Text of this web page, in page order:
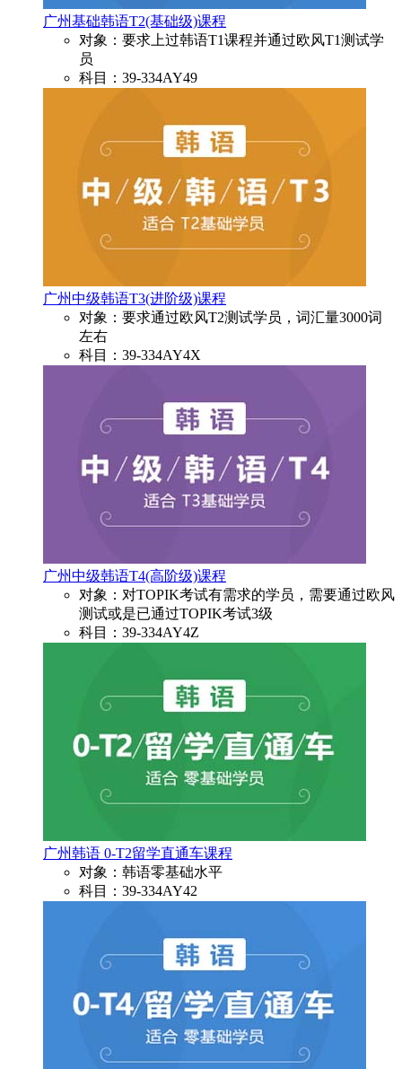
广州基础韩语T2(基础级)课程
对象：要求上过韩语T1课程并通过欧风T1测试学
员
科目：39-334AY49
广州中级韩语T3(进阶级)课程
对象：要求通过欧风T2测试学员，词汇量3000词
左右
科目：39-334AY4X
广州中级韩语T4(高阶级)课程
对象：对TOPIK考试有需求的学员，需要通过欧风
测试或是已通过TOPIK考试3级
科目：39-334AY4Z
广州韩语 0-T2留学直通车课程
对象：韩语零基础水平
科目：39-334AY42